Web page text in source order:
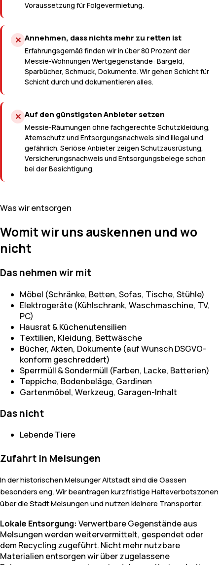
Voraussetzung für Folgevermietung.
✕ Annehmen, dass nichts mehr zu retten ist
Erfahrungsgemäß finden wir in über 80 Prozent der
Messie-Wohnungen Wertgegenstände: Bargeld,
Sparbücher, Schmuck, Dokumente. Wir gehen Schicht für
Schicht durch und dokumentieren alles.
✕ Auf den günstigsten Anbieter setzen
Messie-Räumungen ohne fachgerechte Schutzkleidung,
Atemschutz und Entsorgungsnachweis sind illegal und
gefährlich. Seriöse Anbieter zeigen Schutzausrüstung,
Versicherungsnachweis und Entsorgungsbelege schon
bei der Besichtigung.
Was wir entsorgen
Womit wir uns auskennen und wo
nicht
Das nehmen wir mit
Möbel (Schränke, Betten, Sofas, Tische, Stühle)
Elektrogeräte (Kühlschrank, Waschmaschine, TV,
PC)
Hausrat & Küchenutensilien
Textilien, Kleidung, Bettwäsche
Bücher, Akten, Dokumente (auf Wunsch DSGVO-
konform geschreddert)
Sperrmüll & Sondermüll (Farben, Lacke, Batterien)
Teppiche, Bodenbeläge, Gardinen
Gartenmöbel, Werkzeug, Garagen-Inhalt
Das nicht
Lebende Tiere
Zufahrt in Melsungen
In der historischen Melsunger Altstadt sind die Gassen
besonders eng. Wir beantragen kurzfristige Halteverbotszonen
über die Stadt Melsungen und nutzen kleinere Transporter.
Lokale Entsorgung:Verwertbare Gegenstände aus
Melsungen werden weitervermittelt, gespendet oder
dem Recycling zugeführt. Nicht mehr nutzbare
Materialien entsorgen wir über zugelassene